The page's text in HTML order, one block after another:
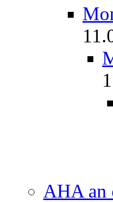
AHA an